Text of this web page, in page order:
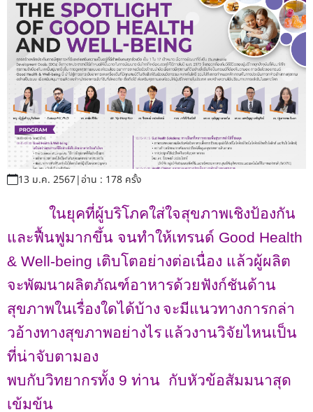
สายตรงผู้บริหาร
13 ม.ค. 2567|อ่าน : 178 ครั้ง
ในยุคที่ผู้บริโภคใส่ใจสุขภาพเชิงป้องกัน
และฟื้นฟูมากขึ้น จนทำให้เทรนด์ Good Health
& Well-being เติบโตอย่างต่อเนื่อง แล้วผู้ผลิต
จะพัฒนาผลิตภัณฑ์อาหารด้วยฟังก์ชันด้าน
สุขภาพในเรื่องใดได้บ้าง จะมีแนวทางการกล่า
วอ้างทางสุขภาพอย่างไร แล้วงานวิจัยไหนเป็น
ที่น่าจับตามอง
พบกับวิทยากรทั้ง 9 ท่าน กับหัวข้อสัมมนาสุด
เข้มข้น